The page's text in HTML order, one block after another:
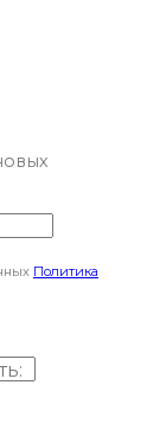
Политика